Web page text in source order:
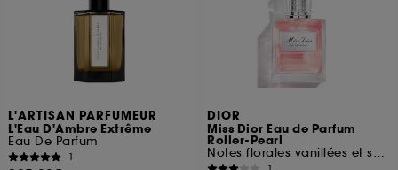
L'ARTISAN PARFUMEUR
L'Eau D'Ambre Extrême
Eau De Parfum
1
DIOR
Miss Dior Eau de Parfum
Roller-Pearl
Notes florales vanillées et sensuelles